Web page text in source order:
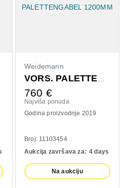
Weidemann
VORS. PALETTENGABEL 1200MM
€
Najviša ponuda
Godina proizvodnje 2019
Broj: 11103454
Aukcija završava za: 4 days
Na aukciju